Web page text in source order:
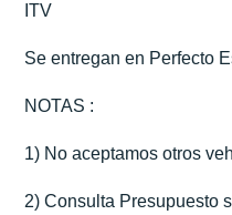
ITV
Se entregan en Perfecto
NOTAS :
1) No aceptamos otros
2) Consulta Presupuesto